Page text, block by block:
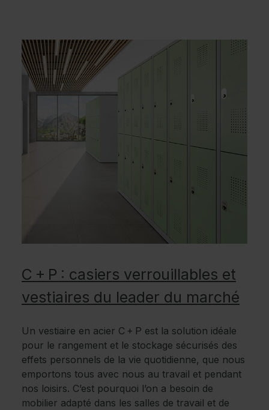
C + P : casiers verrouillables et
vestiaires du leader du marché
Un vestiaire en acier C + P est la solution idéale
pour le rangement et le stockage sécurisés des
effets personnels de la vie quotidienne, que nous
emportons tous avec nous au travail et pendant
nos loisirs. C’est pourquoi l’on a besoin de
mobilier adapté dans les salles de travail et de